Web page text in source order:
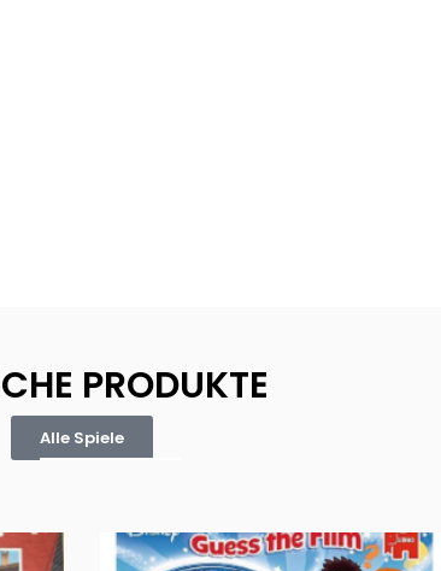
PRODUKTE
Alle Spiele